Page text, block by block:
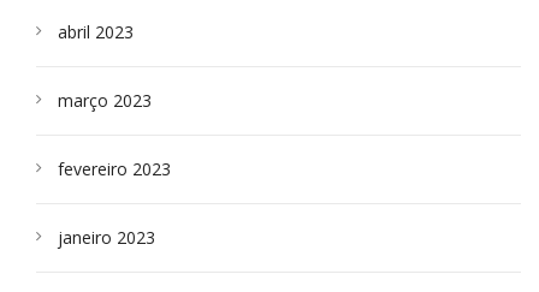
abril 2023
março 2023
fevereiro 2023
janeiro 2023